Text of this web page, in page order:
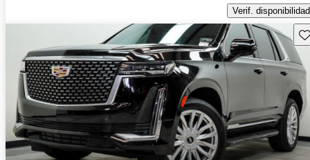
Verif. disponibilidad